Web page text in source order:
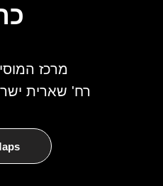
מרכז
רח' שארית ישראל 10, תל